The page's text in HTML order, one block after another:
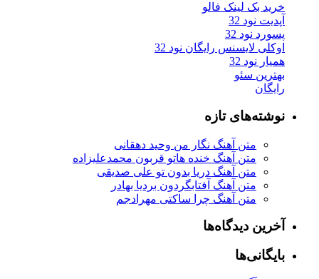
خرید بک لینک فالو
آپدیت نود 32
پسورد نود 32
اوکلی لایسنس رایگان نود 32
همیار نود 32
بهترین سئو
رایگان
نوشته‌های تازه
متن آهنگ نگار من وحید دهقانی
متن آهنگ خنده هاتو قربون محمدعلیزاده
متن آهنگ دریا بدون تو علی صدیقی
متن آهنگ آفتابگردون بردیا بهادر
متن آهنگ چرا ساکتی مهرادجم
آخرین دیدگاه‌ها
بایگانی‌ها